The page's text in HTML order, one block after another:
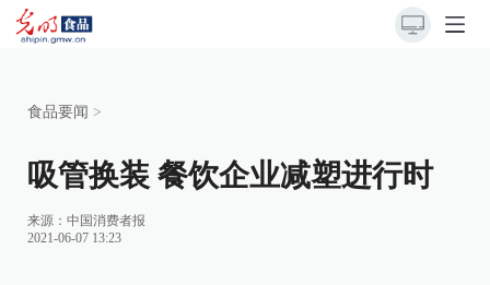
食品要闻 >
吸管换装 餐饮企业减塑进行时
来源： 中国消费者报
2021-06-07 13:23